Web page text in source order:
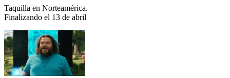
Taquilla en Norteamérica.
Finalizando el 13 de abril